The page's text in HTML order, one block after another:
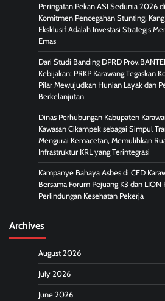
Peringatan Pekan ASI Sedunia 2026
Komitmen Pencegahan Stunting,
Eksklusif Adalah Investasi Strategis
Emas
Dari Studi Banding DPRD
Kebijakan: PRKP Karawang Tegaskan
Pilar Mewujudkan Hunian Layak dan
Berkelanjutan
Dinas Perhubungan Kabupaten
Kawasan Cikampek sebagai Simpul
Mengurai Kemacetan, Memulihkan
Infrastruktur KRL yang Terintegrasi
Kampanye Bahaya Asbes di CFD
Bersama Forum Pejuang K3 dan
Perlindungan Kesehatan Pekerja
Archives
August 2026
July 2026
June 2026